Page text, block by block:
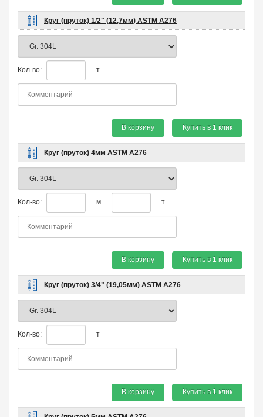
Круг (пруток) 1/2" (12,7мм) ASTM A276
Кол-во: т
В корзину Купить в 1 клик
Круг (пруток) 4мм ASTM A276
Кол-во: м = т
В корзину Купить в 1 клик
Круг (пруток) 3/4" (19,05мм) ASTM A276
Кол-во: т
В корзину Купить в 1 клик